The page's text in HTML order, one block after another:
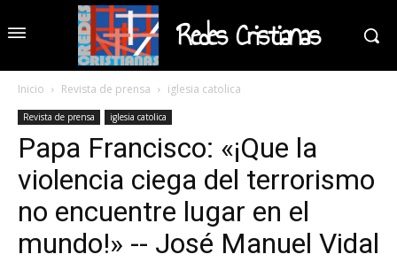
Redes Cristianas
Inicio Revista de prensa iglesia catolica
Revista de prensa iglesia catolica
Papa Francisco: «¡Que la
violencia ciega del terrorismo
no encuentre lugar en el
mundo!» -- José Manuel Vidal